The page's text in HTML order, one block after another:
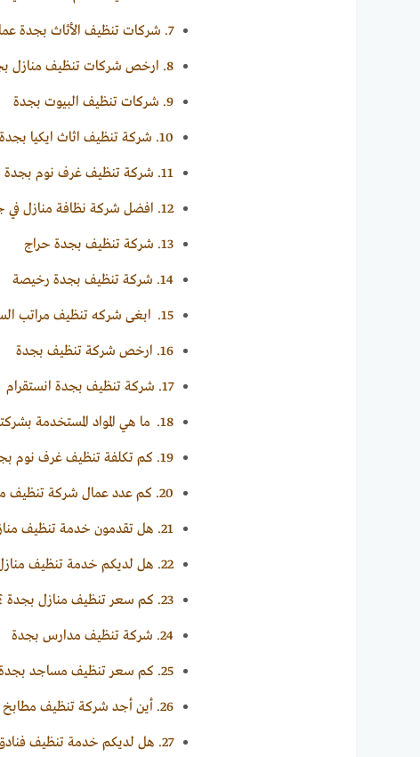
7. شركات تنظيف الأثاث بجدة
8. ارخص شركات تنظيف منازل
9. شركات تنظيف البيوت بجدة
10. شركة تنظيف اثاث ايكيا بجدة
11. شركة تنظيف غرف نوم بجدة
12. افضل شركة نظافة منازل في
13. شركة تنظيف بجدة حراج
14. شركة تنظيف بجدة رخيصة
15.
ابغى شركه تنظيف مراتب
16. ارخص شركة تنظيف بجدة
17. شركة تنظيف بجدة انستقرام
18.
ما هي المواد المستخدمة
19. كم تكلفة تنظيف غرف نوم
20. كم عدد عمال شركة تنظيف
21. هل تقدمون خدمة تنظيف
22. هل لديكم خدمة تنظيف منازل
23. كم سعر تنظيف منازل بجدة
24. شركة تنظيف مدارس بجدة
25. كم سعر تنظيف مساجد
26. أين أجد شركة تنظيف
27. هل لديكم خدمة تنظيف